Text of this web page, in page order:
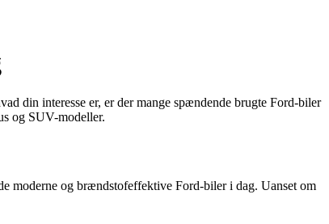
din interesse er, er der mange spændende brugte Ford-biler
og SUV-modeller.
moderne og brændstofeffektive Ford-biler i dag. Uanset om